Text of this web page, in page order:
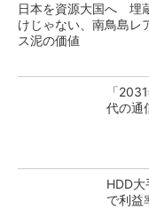
日本を資源大国へ 埋
けじゃない、南鳥島レ
ス泥の価値
「
代の通
HDD
で利益